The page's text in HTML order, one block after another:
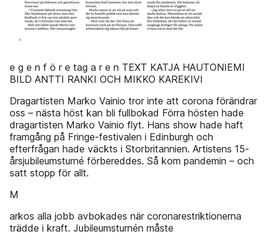
e g e n f ö r e tag a r e n TEXT KATJA HAUTONIEMI
BILD ANTTI RANKI OCH MIKKO KAREKIVI
Dragartisten Marko Vainio tror inte att corona förändrar
oss – nästa höst kan bli fullbokad Förra hösten hade
dragartisten Marko Vainio flyt. Hans show hade haft
framgång på Fringe-festivalen i Edinburgh och
efterfrågan hade väckts i Storbritannien. Artistens 15-
årsjubileumsturné förbereddes. Så kom pandemin – och
satt stopp för allt.
M
arkos alla jobb avbokades när coronarestriktionerna
trädde i kraft. Jubileumsturnén måste